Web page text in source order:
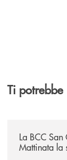
Ti potrebbe
La BCC
Mattinata la